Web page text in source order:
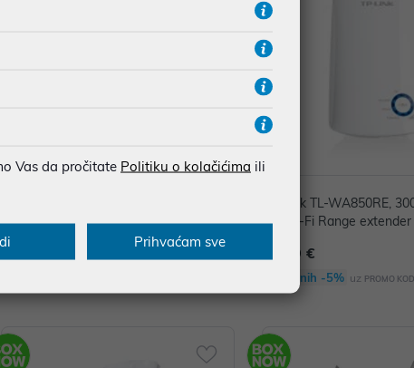
sal Wi-Fi Range extender
TP-Link TL-WA850RE,
sal Wi-Fi Range extender
18,69 €
Dodatnih -5% uz PROMO KOD
Vas da pročitate Politiku o kolačićima ili
Prihvaćam sve